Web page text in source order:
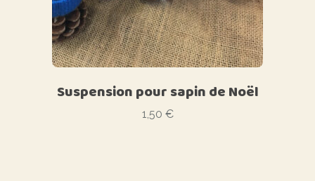
Suspension pour sapin de Noël
1,50 €